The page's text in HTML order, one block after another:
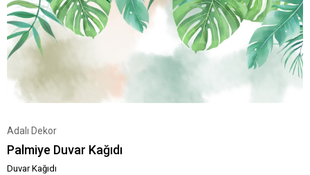
Adalı Dekor
Palmiye Duvar Kağıdı
Duvar Kağıdı